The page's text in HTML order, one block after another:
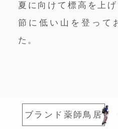
夏に向けて標高を上
節に低い山を登って
た。
ブランド薬師鳥居